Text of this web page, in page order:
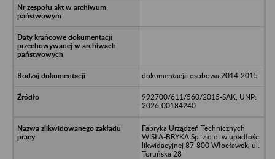
dokumentacja osobowa 2014-2015
992700/611/560/2015-SAK, UNP:
2026-00184240
Fabryka Urządzeń Technicznych
WISŁA-BRYKA Sp. z o.o. w upadłości
likwidacyjnej 87-800 Włocławek, ul.
Toruńska 28